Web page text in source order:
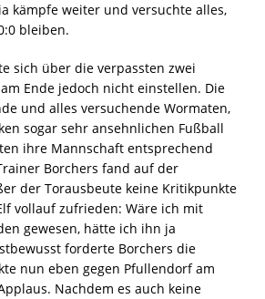
kämpfe weiter und versuchte alles,
bleiben.
sich über die verpassten zwei
Ende jedoch nicht einstellen. Die
und alles versuchende Wormaten,
sogar sehr ansehnlichen Fußball
ihre Mannschaft entsprechend
Borchers fand auf der
der Torausbeute keine Kritikpunkte
vollauf zufrieden: Wäre ich mit
gewesen, hätte ich ihn ja
forderte Borchers die
nun eben gegen Pfullendorf am
Nachdem es auch keine